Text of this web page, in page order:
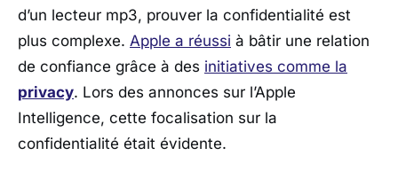
d’un lecteur mp3, prouver la confidentialité est
plus complexe. Apple a réussi à bâtir une relation
de confiance grâce à des initiatives comme la
privacy. Lors des annonces sur l’Apple
Intelligence, cette focalisation sur la
confidentialité était évidente.